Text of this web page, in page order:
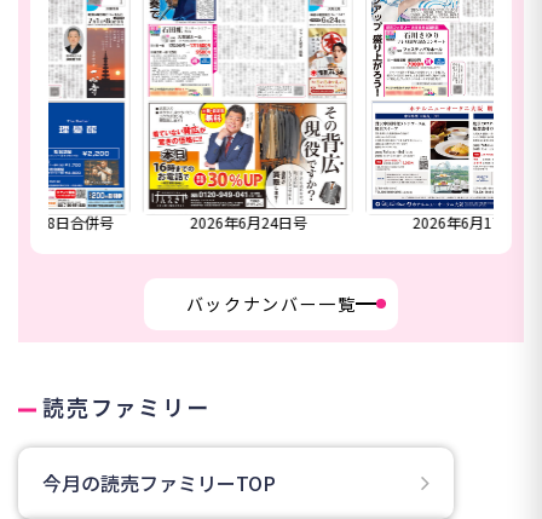
2026年6月24日号 2026年6月17日号
バックナンバー一覧
読売ファミリー
今月の読売ファミリーTOP